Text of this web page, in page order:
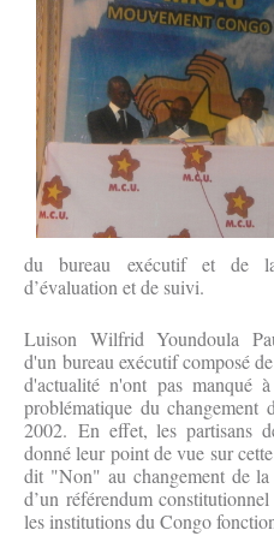
du bureau exécutif et de la
d’évaluation et de suivi.
Luison Wilfrid Youndoula
d'un bureau exécutif composé
d'actualité n'ont pas manqué
problématique du
2002. En effet, les partisans
donné leur point de vue sur
dit "Non" au changement de la
d’un référendum
les institutions du Congo